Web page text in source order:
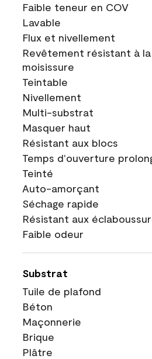
Faible teneur en COV
Lavable
Flux et nivellement
Revêtement résistant à la
moisissure
Teintable
Nivellement
Multi-substrat
Masquer haut
Résistant aux blocs
Temps d'ouverture
Teinté
Auto-amorçant
Séchage rapide
Résistant aux
Faible odeur
Substrat
Tuile de plafond
Béton
Maçonnerie
Brique
Plâtre